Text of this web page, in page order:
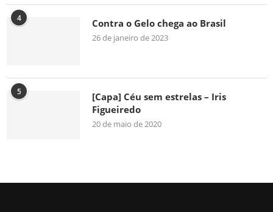
4 Contra o Gelo chega ao Brasil
26 de janeiro de 2023
5
[Capa] Céu sem estrelas – Iris
Figueiredo
20 de maio de 2020